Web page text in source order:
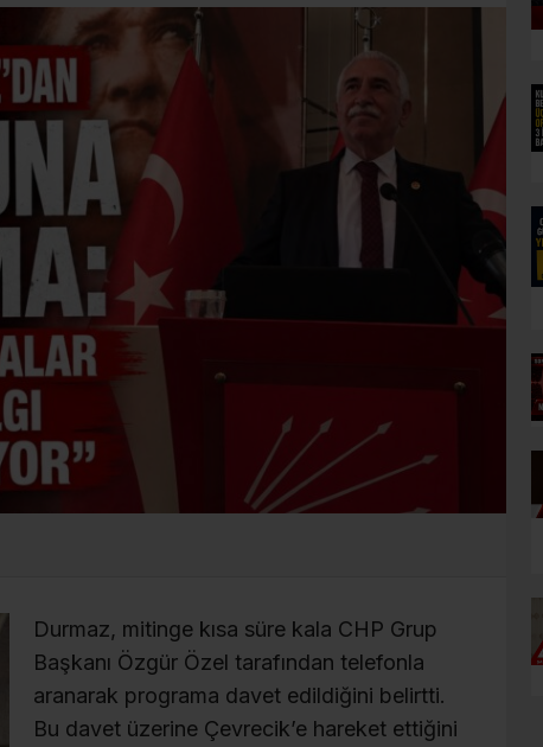
Durmaz, mitinge kısa süre kala CHP Grup
Başkanı Özgür Özel tarafından telefonla
aranarak programa davet edildiğini belirtti.
Bu davet üzerine Çevrecik’e hareket ettiğini